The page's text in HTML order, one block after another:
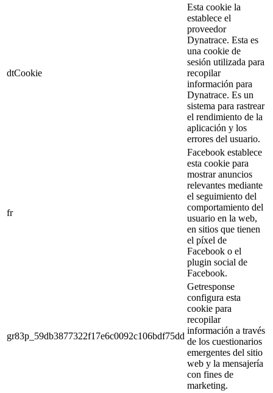
dtCookie
Esta cookie la
establece el
proveedor
Dynatrace. Esta es
una cookie de
sesión utilizada para
recopilar
información para
Dynatrace. Es un
sistema para rastrear
el rendimiento de la
aplicación y los
errores del usuario.
fr
Facebook establece
esta cookie para
mostrar anuncios
relevantes mediante
el seguimiento del
comportamiento del
usuario en la web,
en sitios que tienen
el píxel de
Facebook o el
plugin social de
Facebook.
gr83p_59db3877322f17e6c0092c106bdf75dd
Getresponse
configura esta
cookie para
recopilar
información a través
de los cuestionarios
emergentes del sitio
web y la mensajería
con fines de
marketing.